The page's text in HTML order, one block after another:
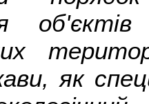
об'єктів
як